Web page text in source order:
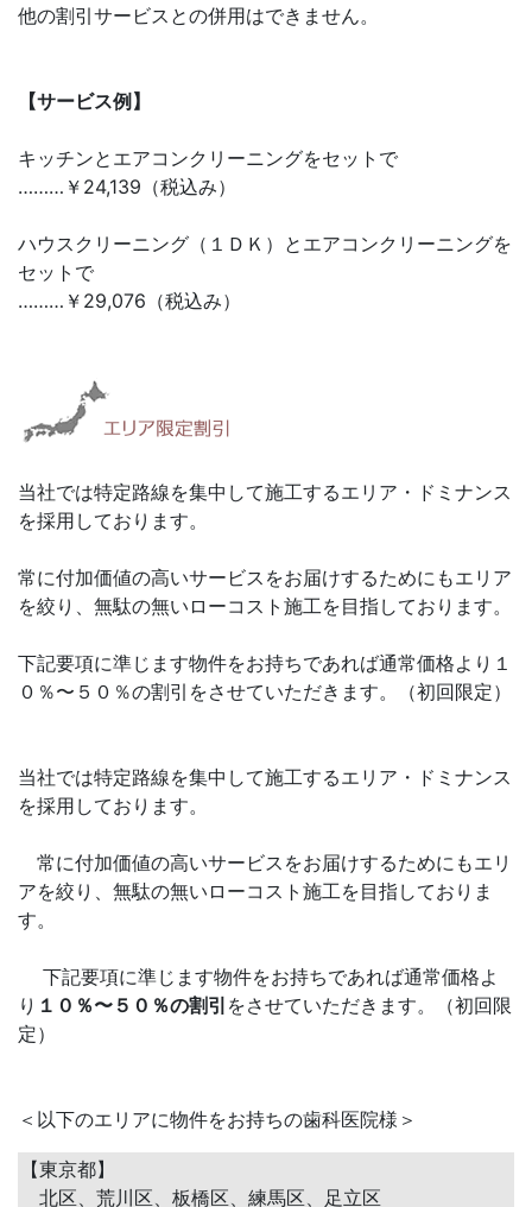
他の割引サービスとの併用はできません。
【サービス例】
キッチンとエアコンクリーニングをセットで
………￥24,139（税込み）
ハウスクリーニング（１ＤＫ）とエアコンクリーニングを
セットで
………￥29,076（税込み）
当社では特定路線を集中して施工するエリア・ドミナンス
を採用しております。
常に付加価値の高いサービスをお届けするためにもエリア
を絞り、無駄の無いローコスト施工を目指しております。
下記要項に準じます物件をお持ちであれば通常価格より１
０％〜５０％の割引をさせていただきます。（初回限定）
当社では特定路線を集中して施工するエリア・ドミナンス
を採用しております。
常に付加価値の高いサービスをお届けするためにもエリ
アを絞り、無駄の無いローコスト施工を目指しておりま
す。
下記要項に準じます物件をお持ちであれば通常価格よ
り １０％〜５０％の割引 をさせていただきます。（初回限
定）
＜以下のエリアに物件をお持ちの歯科医院様＞
【東京都】
北区、荒川区、板橋区、練馬区、足立区